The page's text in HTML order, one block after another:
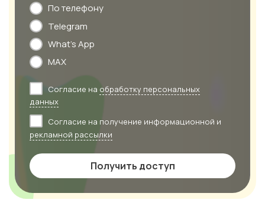
По телефону
Telegram
What's App
MAX
Согласие на обработку персональных
данных
Согласие на получение информационной и
рекламной рассылки
Получить доступ